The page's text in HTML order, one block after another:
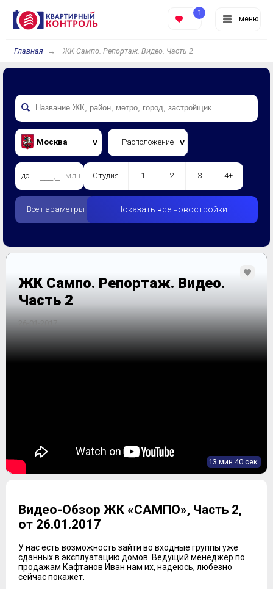
меню
1
Главная ЖК Сампо. Репортаж. Видео. Часть 2
Москва Расположение
до млн. Студия 1 2 3 4+
Все параметры Показать все новостройки
ЖК Сампо. Репортаж. Видео.
Часть 2
13 мин.40 сек.
Видео-Обзор ЖК «САМПО», Часть 2,
от 26.01.2017
У нас есть возможность зайти во входные группы уже
сданных в эксплуатацию домов. Ведущий менеджер по
продажам Кафтанов Иван нам их, надеюсь, любезно
сейчас покажет.